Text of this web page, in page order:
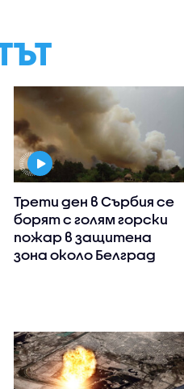
Трети ден в Сърбия се
борят с голям горски
пожар в защитена
зона около Белград